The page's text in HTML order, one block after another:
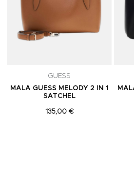
GUESS
MALA GUESS MELODY 2 IN 1
SATCHEL
135,00 €